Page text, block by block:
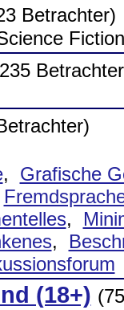
Betrachter)
Fiction
,
Grafische
,
,
(18+)